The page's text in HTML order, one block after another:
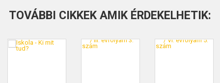
TOVÁBBI CIKKEK AMIK ÉRDEKELHETIK: